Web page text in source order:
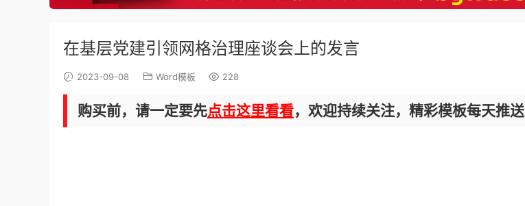
在基层党建引领网格治理座谈会上的发言
2023-09-08 Word模板 228
购买前，请一定要先点击这里看看，欢迎持续关注，精彩模板每天推送